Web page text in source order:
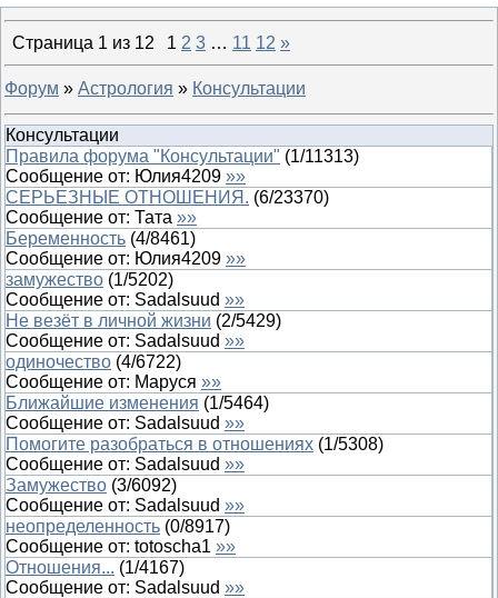
Страница 1 из 12 1 2 3 … 11 12 »
Форум » Астрология » Консультации
Консультации
Правила форума "Консультации" (1/11313)
Сообщение от: Юлия4209 »»
СЕРЬЕЗНЫЕ ОТНОШЕНИЯ. (6/23370)
Сообщение от: Тата »»
Беременность (4/8461)
Сообщение от: Юлия4209 »»
замужество (1/5202)
Сообщение от: Sadalsuud »»
Не везёт в личной жизни (2/5429)
Сообщение от: Sadalsuud »»
одиночество (4/6722)
Сообщение от: Маруся »»
Ближайшие изменения (1/5464)
Сообщение от: Sadalsuud »»
Помогите разобраться в отношениях (1/5308)
Сообщение от: Sadalsuud »»
Замужество (3/6092)
Сообщение от: Sadalsuud »»
неопределенность (0/8917)
Сообщение от: totoscha1 »»
Отношения... (1/4167)
Сообщение от: Sadalsuud »»